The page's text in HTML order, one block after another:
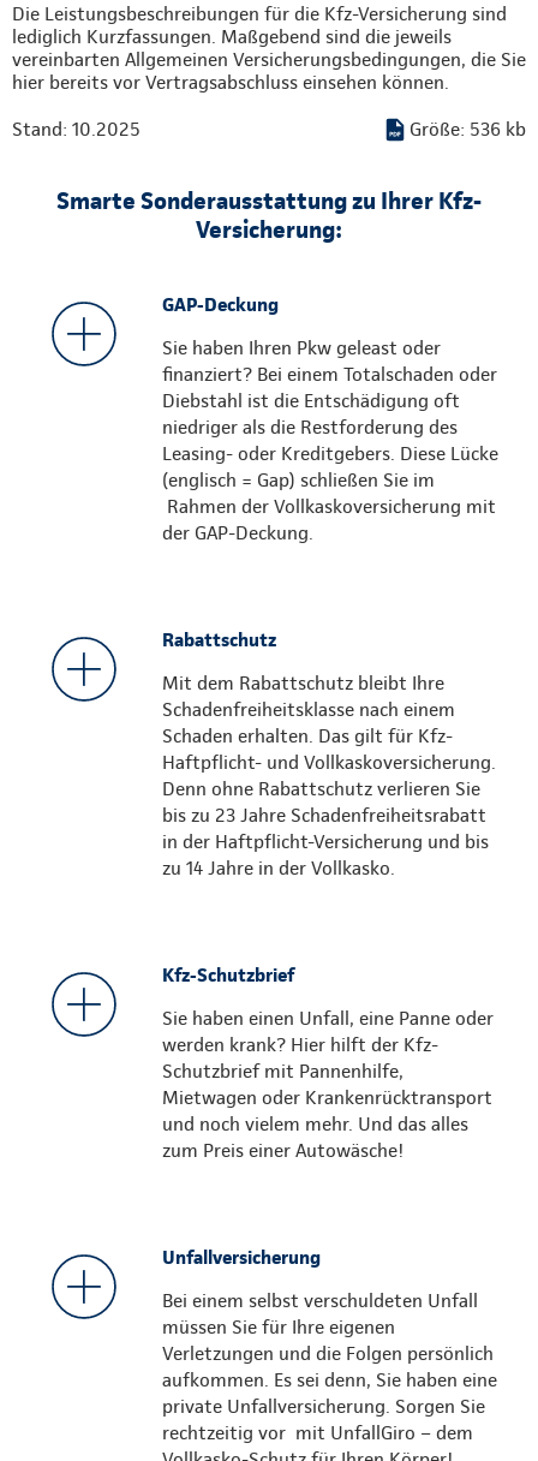
Die Leistungsbeschreibungen für die Kfz-Versicherung sind
lediglich Kurzfassungen. Maßgebend sind die jeweils
vereinbarten Allgemeinen Versicherungsbedingungen, die Sie
hier bereits vor Vertragsabschluss einsehen können.
Stand: 10.2025 Größe: 536 kb
Smarte Sonderausstattung zu Ihrer Kfz-
Versicherung:
GAP-Deckung
Sie haben Ihren Pkw geleast oder
finanziert? Bei einem Totalschaden oder
Diebstahl ist die Entschädigung oft
niedriger als die Restforderung des
Leasing- oder Kreditgebers. Diese Lücke
(englisch = Gap) schließen Sie im
Rahmen der Vollkaskoversicherung mit
der GAP-Deckung.
Rabattschutz
Mit dem Rabattschutz bleibt Ihre
Schadenfreiheitsklasse nach einem
Schaden erhalten. Das gilt für Kfz-
Haftpflicht- und Vollkaskoversicherung.
Denn ohne Rabattschutz verlieren Sie
bis zu 23 Jahre Schadenfreiheitsrabatt
in der Haftpflicht-Versicherung und bis
zu 14 Jahre in der Vollkasko.
Kfz-Schutzbrief
Sie haben einen Unfall, eine Panne oder
werden krank? Hier hilft der Kfz-
Schutzbrief mit Pannenhilfe,
Mietwagen oder Krankenrücktransport
und noch vielem mehr. Und das alles
zum Preis einer Autowäsche!
Unfallversicherung
Bei einem selbst verschuldeten Unfall
müssen Sie für Ihre eigenen
Verletzungen und die Folgen persönlich
aufkommen. Es sei denn, Sie haben eine
private Unfallversicherung. Sorgen Sie
rechtzeitig vor mit UnfallGiro – dem